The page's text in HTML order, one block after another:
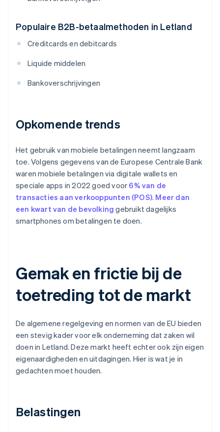
Populaire B2B-betaalmethoden in Letland
Creditcards en debitcards
Liquide middelen
Bankoverschrijvingen
Opkomende trends
Het gebruik van mobiele betalingen neemt langzaam
toe. Volgens gegevens van de Europese Centrale Bank
waren mobiele betalingen via digitale wallets en
speciale apps in 2022 goed voor 6% van de
transacties aan verkooppunten (POS). Meer dan
een kwart van de bevolking gebruikt dagelijks
smartphones om betalingen te doen.
Gemak en frictie bij de
toetreding tot de markt
De algemene regelgeving en normen van de EU bieden
een stevig kader voor elk onderneming dat zaken wil
doen in Letland. Deze markt heeft echter ook zijn eigen
eigenaardigheden en uitdagingen. Hier is wat je in
gedachten moet houden.
Belastingen